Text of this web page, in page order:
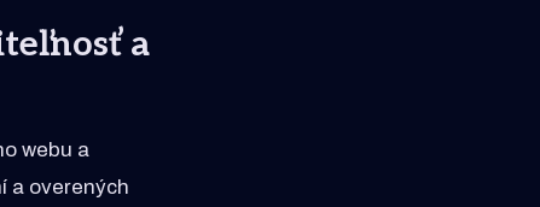
a
webu a
a overených